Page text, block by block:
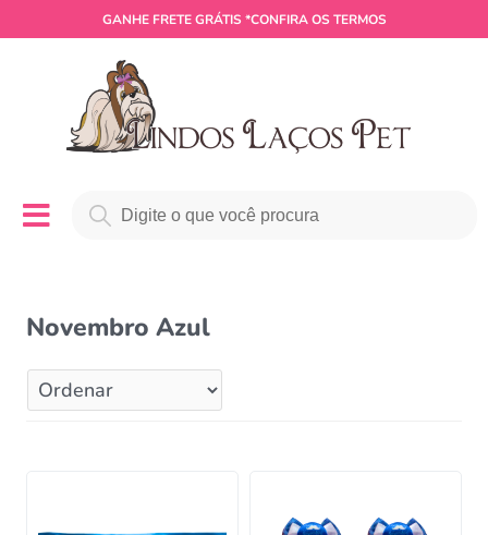
GANHE FRETE GRÁTIS *CONFIRA OS TERMOS
Novembro Azul